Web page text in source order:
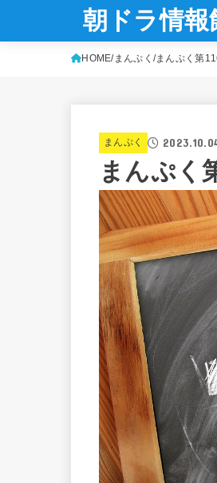
朝ドラ情報
HOME まんぷく まんぷく第
まんぷく
まんぷく